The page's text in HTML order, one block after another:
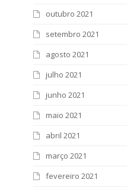
outubro 2021
setembro 2021
agosto 2021
julho 2021
junho 2021
maio 2021
abril 2021
março 2021
fevereiro 2021